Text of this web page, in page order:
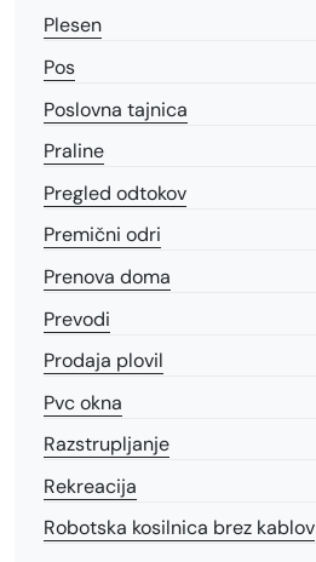
Plesen
Pos
Poslovna tajnica
Praline
Pregled odtokov
Premični odri
Prenova doma
Prevodi
Prodaja plovil
Pvc okna
Razstrupljanje
Rekreacija
Robotska kosilnica brez kablov